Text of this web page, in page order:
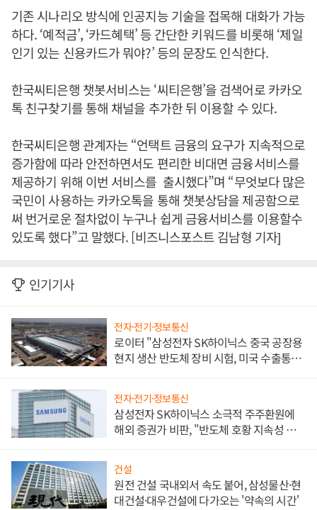
기존 시나리오 방식에 인공지능 기술을 접목해 대화가 가능
하다. ‘예적금’, ‘카드혜택’ 등 간단한 키워드를 비롯해 ‘제일
인기 있는 신용카드가 뭐야?’ 등의 문장도 인식한다.
한국씨티은행 챗봇서비스는 ‘씨티은행’을 검색어로 카카오
톡 친구찾기를 통해 채널을 추가한 뒤 이용할 수 있다.
한국씨티은행 관계자는 “언택트 금융의 요구가 지속적으로
증가함에 따라 안전하면서도 편리한 비대면 금융서비스를
제공하기 위해 이번 서비스를 출시했다”며 “무엇보다 많은
국민이 사용하는 카카오톡을 통해 챗봇상담을 제공함으로
써 번거로운 절차없이 누구나 쉽게 금융서비스를 이용할수
있도록 했다”고 말했다. [비즈니스포스트 김남형 기자]
인기기사
전자·전기·정보통신
로이터 "삼성전자 SK하이닉스 중국 공장용
현지 생산 반도체 장비 시험, 미국 수출통제
전자·전기·정보통신
삼성전자 SK하이닉스 소극적 주주환원에
해외 증권가 비판, "반도체 호황 지속성 의
건설
원전 건설 국내외서 속도 붙어, 삼성물산·현
대건설·대우건설에 다가오는 '약속의 시간'